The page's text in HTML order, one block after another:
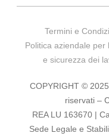
COPYRIGHT ©
riservati –
REA LU 163670 |
Sede Legale e
Termini e
Politica aziendale per
e sicurezza dei